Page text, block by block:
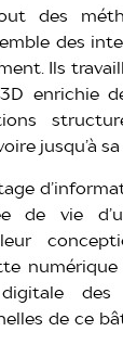
des
des
Ils
enrichie
jusqu’à
de vie
des
de ce